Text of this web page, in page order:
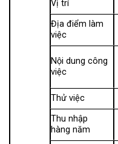
Vị trí
Địa điểm làm
việc
Nội dung công
việc
Thử việc
Thu nhập
hàng năm